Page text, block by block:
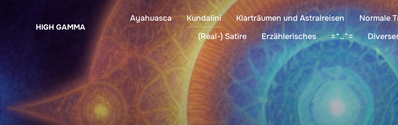
HIGH GAMMA
Ayahuasca Kundalini Klarträumen und Astralreisen Normale
(Real-) Satire
Erzählerisches =^..^=